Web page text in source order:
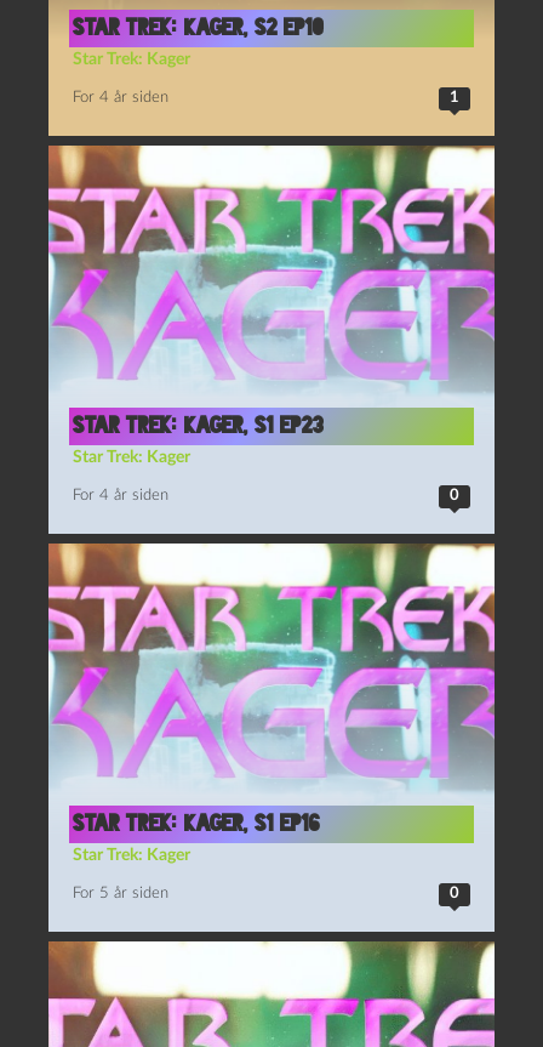
Star Trek: Kager, S2 Ep10
Star Trek: Kager
For 4 år siden 1
Star Trek: Kager, S1 Ep23
Star Trek: Kager
For 4 år siden 0
Star Trek: Kager, S1 Ep16
Star Trek: Kager
For 5 år siden 0